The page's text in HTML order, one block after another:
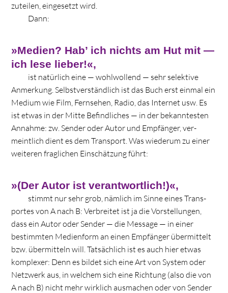
zu­tei­len, ein­ge­setzt wird.
Dann:
»Medien? Hab’ ich nichts am Hut mit —
ich lese lieber!«,
ist natür­lich eine — wohl­wol­lend — sehr selek­tive
Anmer­kung. Selbst­ver­ständ­lich ist das Buch erst ein­mal ein
Medium wie Film, Fern­se­hen, Radio, das Inter­net usw. Es
ist etwas in der Mitte Befind­li­ches — in der bekann­tes­ten
Annahme: zw. Sen­der oder Autor und Emp­fän­ger, ver­
meint­lich dient es dem Trans­port. Was wie­derum zu einer
wei­te­ren frag­li­chen Ein­schät­zung führt:
»(Der Autor ist verantwortlich!)«,
stimmt nur sehr grob, näm­lich im Sinne eines Trans­
por­tes von A nach B: Ver­brei­tet ist ja die Vor­stel­lun­gen,
dass ein Autor oder Sen­der — die Mes­sage — in einer
bestimm­ten Medi­en­form an einen Emp­fän­ger über­mit­telt
bzw. über­mit­teln will. Tat­säch­lich ist es auch hier etwas
kom­ple­xer: Denn es bil­det sich eine Art von Sys­tem oder
Netz­werk aus, in wel­chem sich eine Rich­tung (also die von
A nach B) nicht mehr wirk­lich aus­ma­chen oder von Sen­der